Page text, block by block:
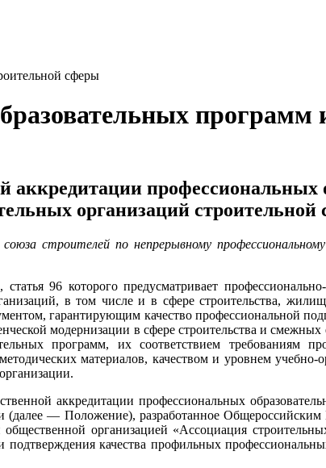
сферы
программ
профессиональных
организаций строительной
строителей по непрерывному
96 которого предусматривает
в том числе и в сфере строительства,
гарантирующим качество профессиональной
модернизации в сфере строительства и смежных
программ, их соответствием требованиям
материалов, качеством и уровнем учебно-
аккредитации профессиональных
(далее — Положение), разработанное
организацией «Ассоциация
качества профильных